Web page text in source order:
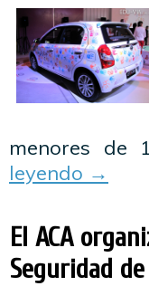
menores de
leyendo →
El ACA
Seguridad